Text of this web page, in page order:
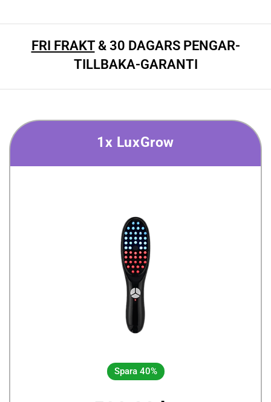
FRI FRAKT& 30 DAGARS PENGAR-
TILLBAKA-GARANTI
1x LuxGrow
Spara 40%